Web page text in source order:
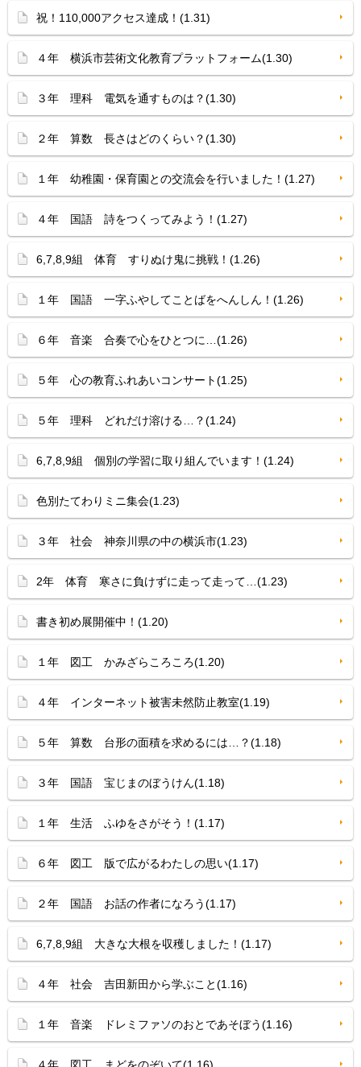
祝！110,000アクセス達成！(1.31)
４年 横浜市芸術文化教育プラットフォーム(1.30)
３年 理科 電気を通すものは？(1.30)
２年 算数 長さはどのくらい？(1.30)
１年 幼稚園・保育園との交流会を行いました！(1.27)
４年 国語 詩をつくってみよう！(1.27)
6,7,8,9組 体育 すりぬけ鬼に挑戦！(1.26)
１年 国語 一字ふやしてことばをへんしん！(1.26)
６年 音楽 合奏で心をひとつに…(1.26)
５年 心の教育ふれあいコンサート(1.25)
５年 理科 どれだけ溶ける…？(1.24)
6,7,8,9組 個別の学習に取り組んでいます！(1.24)
色別たてわりミニ集会(1.23)
３年 社会 神奈川県の中の横浜市(1.23)
2年 体育 寒さに負けずに走って走って…(1.23)
書き初め展開催中！(1.20)
１年 図工 かみざらころころ(1.20)
４年 インターネット被害未然防止教室(1.19)
５年 算数 台形の面積を求めるには…？(1.18)
３年 国語 宝じまのぼうけん(1.18)
１年 生活 ふゆをさがそう！(1.17)
６年 図工 版で広がるわたしの思い(1.17)
２年 国語 お話の作者になろう(1.17)
6,7,8,9組 大きな大根を収穫しました！(1.17)
４年 社会 吉田新田から学ぶこと(1.16)
１年 音楽 ドレミファソのおとであそぼう(1.16)